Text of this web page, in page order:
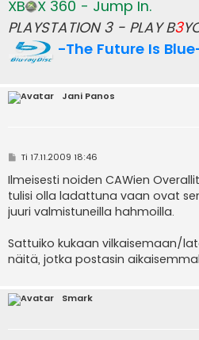
XB
X 360 - Jump In.
PLAYSTATION 3 - PLAY B3
-The Future Is
Jani Panos
V
e
s
t
i
Ti 17.11.2009 18:46
Ilmeisesti noiden CAWien
tulisi olla ladattuna vaan ovat
juuri valmistuneilla hahmoilla.
Sattuiko kukaan vilkaisemaan/
näitä, jotka postasin
Smark